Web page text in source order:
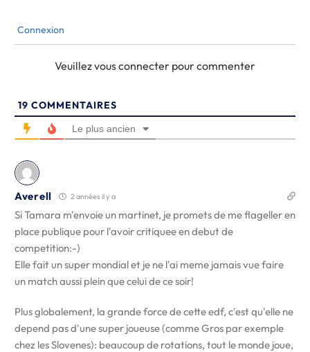
Connexion
Veuillez vous connecter pour commenter
19 COMMENTAIRES
Le plus ancien
Averell 2 années il y a
Si Tamara m'envoie un martinet, je promets de me flageller en
place publique pour l'avoir critiquee en debut de
competition:-)
Elle fait un super mondial et je ne l'ai meme jamais vue faire
un match aussi plein que celui de ce soir!
Plus globalement, la grande force de cette edf, c'est qu'elle ne
depend pas d'une super joueuse (comme Gros par exemple
chez les Slovenes): beaucoup de rotations, tout le monde joue,